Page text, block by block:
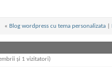
« Blog wordpress cu tema personalizata
și 1 vizitatori)